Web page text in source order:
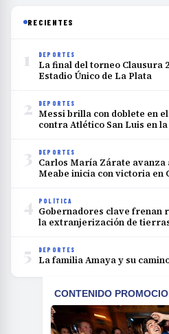
RECIENTES
1 DEPORTES
La final del torneo Clausura
Estadio Único de La Plata
2 DEPORTES
Messi brilla con doblete en
contra Atlético San Luis en
3 DEPORTES
Carlos María Zárate avanza
Meabe inicia con victoria en
4 POLÍTICA
Gobernadores clave frenan
la extranjerización de
5 DEPORTES
La familia Amaya y su